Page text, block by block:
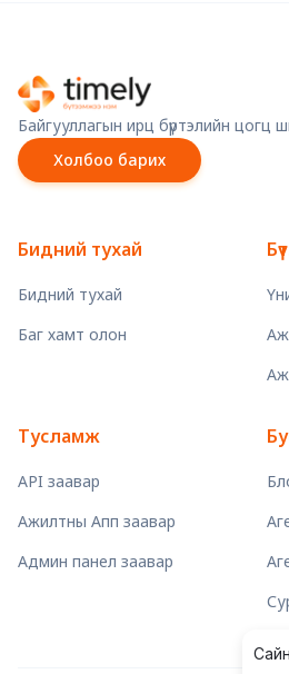
Байгууллагын ирц бүртэлийн цогц
Холбоо барих
Бидний тухай
Бидний тухай
Баг хамт олон
Тусламж
API заавар
Ажилтны Апп заавар
Админ панел заавар